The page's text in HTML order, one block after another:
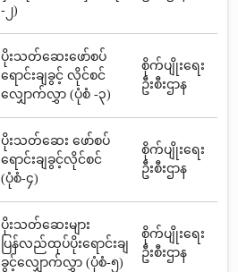
-၂)
ပိုးသတ်ဆေးဖော်စပ်
ရောင်းချခွင့် လိုင်စင်
လျှောက်လွှာ (ပုံစံ -၃)
စိုက်ပျိုးရေး
ဦးစီးဌာန
ပိုးသတ်ဆေး ဖော်စပ်
ရောင်းချခွင့်လိုင်စင်
(ပုံစံ-၄)
စိုက်ပျိုးရေး
ဦးစီးဌာန
ပိုးသတ်ဆေးများ
ပြန်လည်ထုပ်ပိုးရောင်းချ
ခွင့်လျှောက်လွှာ (ပုံစံ-၅)
စိုက်ပျိုးရေး
ဦးစီးဌာန